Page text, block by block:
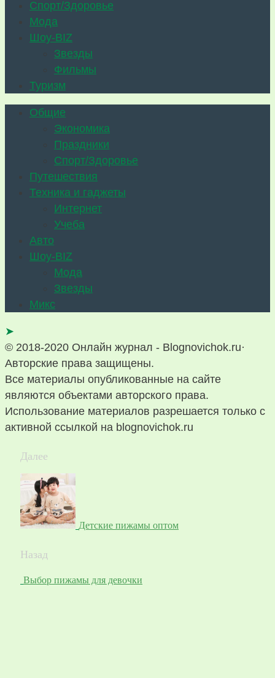
Спорт/Здоровье
Мода
Шоу-BIZ
Звезды
Фильмы
Туризм
Общие
Экономика
Праздники
Спорт/Здоровье
Путешествия
Техника и гаджеты
Интернет
Учеба
Авто
Шоу-BIZ
Мода
Звезды
Микс
➤
© 2018-2020 Онлайн журнал - Blognovichok.ru·
Авторские права защищены.
Все материалы опубликованные на сайте
являются объектами авторского права.
Использование материалов разрешается только с
активной ссылкой на blognovichok.ru
Далее
Детские пижамы оптом
Назад
Выбор пижамы для девочки